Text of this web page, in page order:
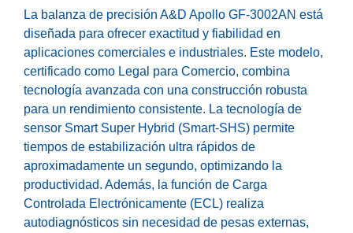
La balanza de precisión A&D Apollo GF-3002AN está
diseñada para ofrecer exactitud y fiabilidad en
aplicaciones comerciales e industriales. Este modelo,
certificado como Legal para Comercio, combina
tecnología avanzada con una construcción robusta
para un rendimiento consistente. La tecnología de
sensor Smart Super Hybrid (Smart-SHS) permite
tiempos de estabilización ultra rápidos de
aproximadamente un segundo, optimizando la
productividad. Además, la función de Carga
Controlada Electrónicamente (ECL) realiza
autodiagnósticos sin necesidad de pesas externas,